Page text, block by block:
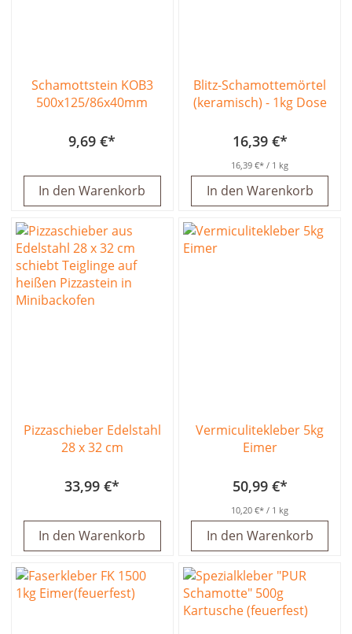
Schamottstein KOB3
500x125/86x40mm
9,69 €
In den Warenkorb
Blitz-Schamottemörtel
(keramisch) - 1kg Dose
16,39 €
16,39 € / 1 kg
In den Warenkorb
Pizzaschieber Edelstahl
28 x 32 cm
33,99 €
In den Warenkorb
Vermiculitekleber 5kg
Eimer
50,99 €
10,20 € / 1 kg
In den Warenkorb